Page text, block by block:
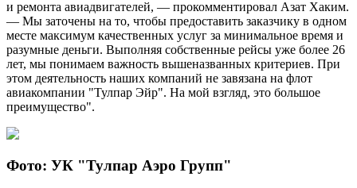
и ремонта авиадвигателей, — прокомментировал Азат Хаким.
— Мы заточены на то, чтобы предоставить заказчику в одном
месте максимум качественных услуг за минимальное время и
разумные деньги. Выполняя собственные рейсы уже более 26
лет, мы понимаем важность вышеназванных критериев. При
этом деятельность наших компаний не завязана на флот
авиакомпании "Тулпар Эйр". На мой взгляд, это большое
преимущество".
Фото: УК "Тулпар Аэро Групп"